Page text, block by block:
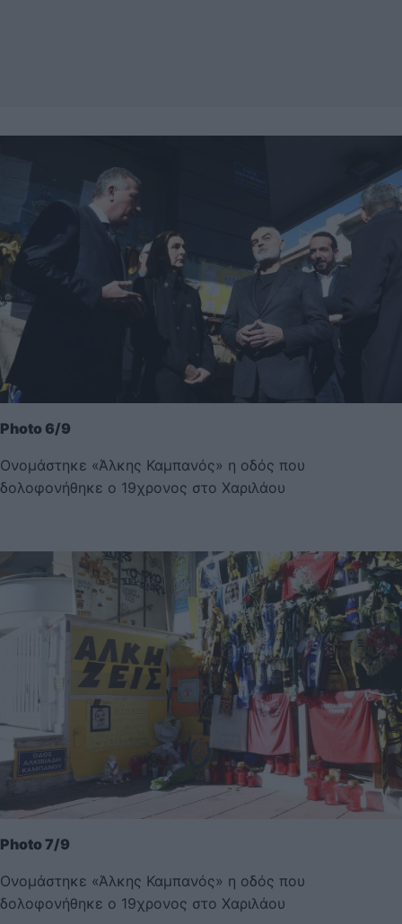
Photo 6/9
Ονομάστηκε «Άλκης Καμπανός» η οδός που
δολοφονήθηκε ο 19χρονος στο Χαριλάου
Photo 7/9
Ονομάστηκε «Άλκης Καμπανός» η οδός που
δολοφονήθηκε ο 19χρονος στο Χαριλάου